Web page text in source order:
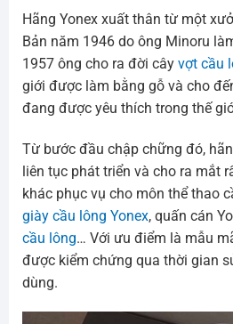
Hãng Yonex xuất thân từ một
Bản năm 1946 do ông Minoru
1957 ông cho ra đời cây vợt cầu
giới được làm bằng gỗ và cho
đang được yêu thích trong thế
Từ bước đầu chập chững đó,
liên tục phát triển và cho ra mắt
khác phục vụ cho môn thể thao
giày cầu lông Yonex, quấn cán
cầu lông… Với ưu điểm là mẫu
được kiểm chứng qua thời gian
dùng.